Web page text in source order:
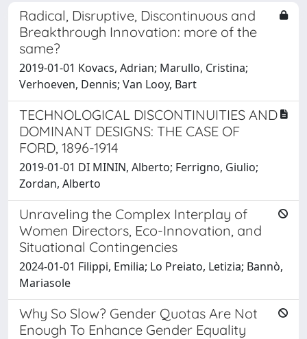
Radical, Disruptive, Discontinuous and
Breakthrough Innovation: more of the
same?
2019-01-01 Kovacs, Adrian; Marullo, Cristina;
Verhoeven, Dennis; Van Looy, Bart
TECHNOLOGICAL DISCONTINUITIES AND
DOMINANT DESIGNS: THE CASE OF
FORD, 1896-1914
2019-01-01 DI MININ, Alberto; Ferrigno, Giulio;
Zordan, Alberto
Unraveling the Complex Interplay of
Women Directors, Eco-Innovation, and
Situational Contingencies
2024-01-01 Filippi, Emilia; Lo Preiato, Letizia; Bannò,
Mariasole
Why So Slow? Gender Quotas Are Not
Enough To Enhance Gender Equality